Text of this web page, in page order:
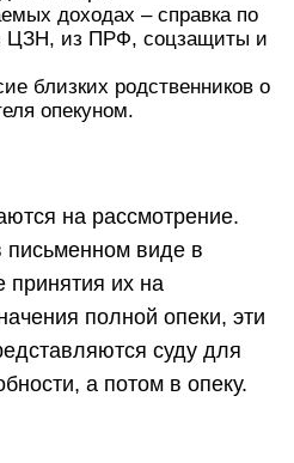
доходах – справка по
из ПРФ, соцзащиты и
близких родственников о
опекуном.
на рассмотрение.
письменном виде в
принятия их на
полной опеки, эти
суду для
а потом в опеку.